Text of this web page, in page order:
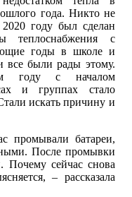
года. Никто не
году был сделан
теплоснабжения с
годы в школе и
все были рады этому.
году с началом
и группах стало
искать причину и
промывали батареи,
После промывки
Почему сейчас снова
– рассказала